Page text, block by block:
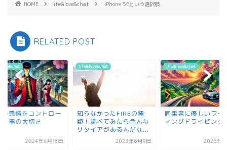
HOME life&love&chat iPhone SEという選択肢
RELATED POST
の感情をコントロー
る事の大切さ
2024年6月18日
life&love&chat
知らなかったFIREの種
類！調べてみたら色んな
リタイアがあるんだな...
2023年8月9日
life&love&chat
同乗者に優しいワイ
ィングドライビング
2025年1